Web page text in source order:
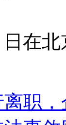
在
离职